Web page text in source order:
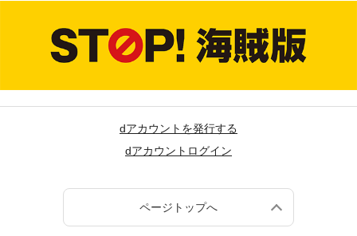
dアカウントを発行する
dアカウントログイン
ページトップへ